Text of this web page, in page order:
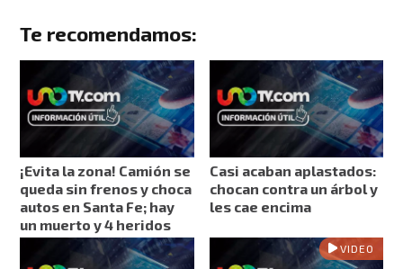
Te recomendamos:
¡Evita la zona! Camión se
queda sin frenos y choca
autos en Santa Fe; hay
un muerto y 4 heridos
Casi acaban aplastados:
chocan contra un árbol y
les cae encima
VIDEO